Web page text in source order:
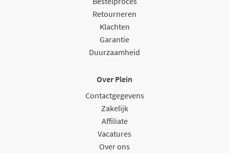
Retourneren
Klachten
Garantie
Duurzaamheid
Over Plein
Contactgegevens
Zakelijk
Affiliate
Vacatures
Over ons